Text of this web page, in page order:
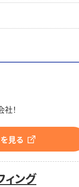
！
見る
ィング